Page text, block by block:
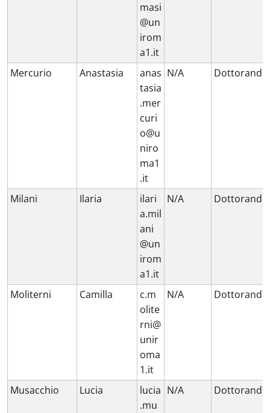
masi
@un
irom
a1.it
Mercurio Anastasia
anas
tasia
.mer
curi
o@u
niro
ma1
.it
N/A Dottorando
Milani Ilaria
ilari
a.mil
ani
@un
irom
a1.it
N/A Dottorando
Moliterni Camilla
c.m
olite
rni@
unir
oma
1.it
N/A Dottorando
Musacchio Lucia
lucia
.mu
N/A Dottorando